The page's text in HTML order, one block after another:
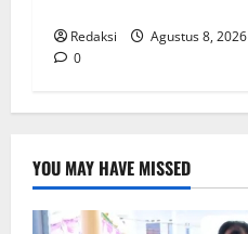
Redaksi
Agustus 8, 2026
0
YOU MAY HAVE MISSED